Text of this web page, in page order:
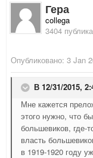
Гера
collega
3404
Опубликовано: 3 Jan
В 12/31/2015,
Мне кажется
этого нужно, что
большевиков, где-
власть
в 1919-1920 году